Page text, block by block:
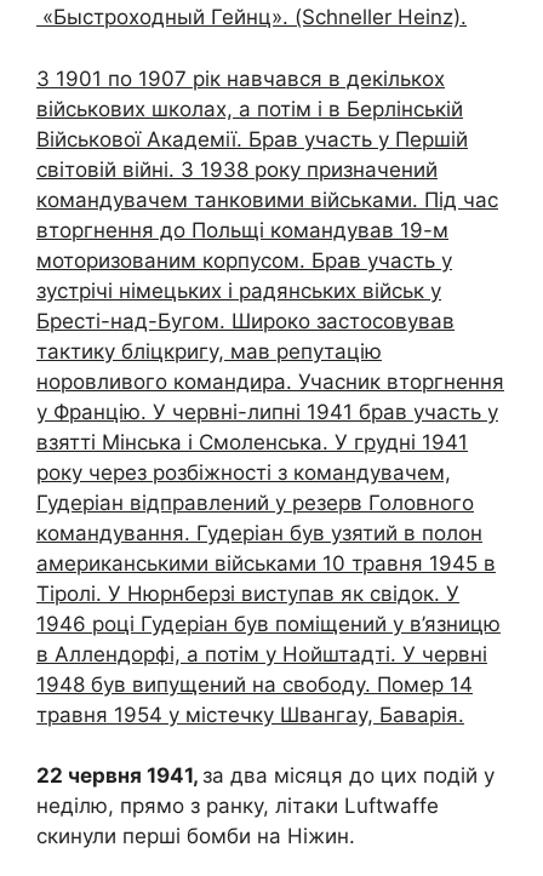
«Быстроходный Гейнц». (Schneller Heinz).
З 1901 по 1907 рік навчався в декількох
військових школах, а потім і в Берлінській
Військової Академії. Брав участь у Першій
світовій війні. З 1938 року призначений
командувачем танковими військами. Під час
вторгнення до Польщі командував 19-м
моторизованим корпусом. Брав участь у
зустрічі німецьких і радянських військ у
Бресті-над-Бугом. Широко застосовував
тактику бліцкригу, мав репутацію
норовливого командира. Учасник вторгнення
у Францію. У червні-липні 1941 брав участь у
взятті Мінська і Смоленська. У грудні 1941
року через розбіжності з командувачем,
Гудеріан відправлений у резерв Головного
командування. Гудеріан був узятий в полон
американськими військами 10 травня 1945 в
Тіролі. У Нюрнберзі виступав як свідок. У
1946 році Гудеріан був поміщений у в’язницю
в Аллендорфі, а потім у Нойштадті. У червні
1948 був випущений на свободу. Помер 14
травня 1954 у містечку Швангау, Баварія.
22 червня 1941, за два місяця до цих подій у
неділю, прямо з ранку, літаки Luftwaffe
скинули перші бомби на Ніжин.